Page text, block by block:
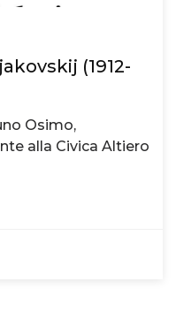
(1912-
Osimo,
alla Civica Altiero